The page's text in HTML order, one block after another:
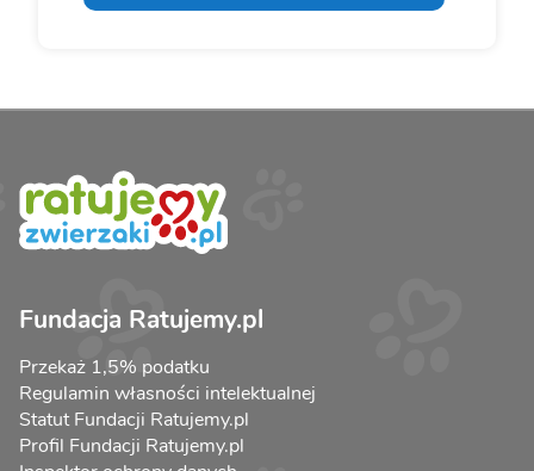
Fundacja Ratujemy.pl
Przekaż 1,5% podatku
Regulamin własności intelektualnej
Statut Fundacji Ratujemy.pl
Profil Fundacji Ratujemy.pl